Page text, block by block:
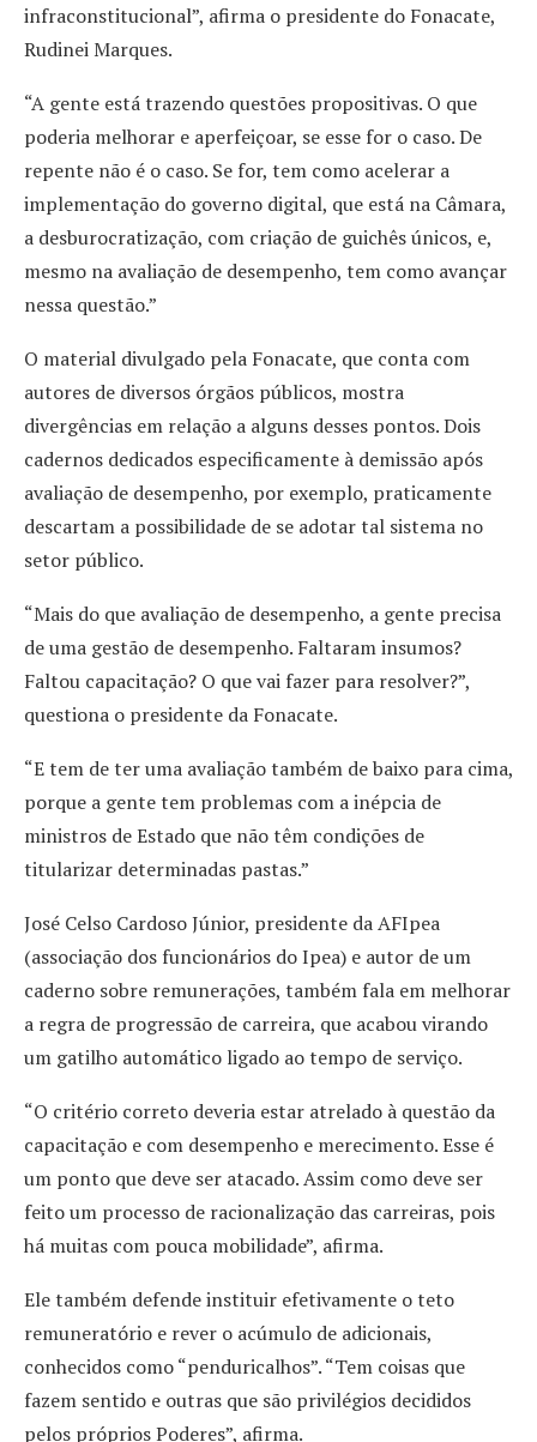
infraconstitucional”, afirma o presidente do Fonacate,
Rudinei Marques.
“A gente está trazendo questões propositivas. O que
poderia melhorar e aperfeiçoar, se esse for o caso. De
repente não é o caso. Se for, tem como acelerar a
implementação do governo digital, que está na Câmara,
a desburocratização, com criação de guichês únicos, e,
mesmo na avaliação de desempenho, tem como avançar
nessa questão.”
O material divulgado pela Fonacate, que conta com
autores de diversos órgãos públicos, mostra
divergências em relação a alguns desses pontos. Dois
cadernos dedicados especificamente à demissão após
avaliação de desempenho, por exemplo, praticamente
descartam a possibilidade de se adotar tal sistema no
setor público.
“Mais do que avaliação de desempenho, a gente precisa
de uma gestão de desempenho. Faltaram insumos?
Faltou capacitação? O que vai fazer para resolver?”,
questiona o presidente da Fonacate.
“E tem de ter uma avaliação também de baixo para cima,
porque a gente tem problemas com a inépcia de
ministros de Estado que não têm condições de
titularizar determinadas pastas.”
José Celso Cardoso Júnior, presidente da AFIpea
(associação dos funcionários do Ipea) e autor de um
caderno sobre remunerações, também fala em melhorar
a regra de progressão de carreira, que acabou virando
um gatilho automático ligado ao tempo de serviço.
“O critério correto deveria estar atrelado à questão da
capacitação e com desempenho e merecimento. Esse é
um ponto que deve ser atacado. Assim como deve ser
feito um processo de racionalização das carreiras, pois
há muitas com pouca mobilidade”, afirma.
Ele também defende instituir efetivamente o teto
remuneratório e rever o acúmulo de adicionais,
conhecidos como “penduricalhos”. “Tem coisas que
fazem sentido e outras que são privilégios decididos
pelos próprios Poderes”, afirma.